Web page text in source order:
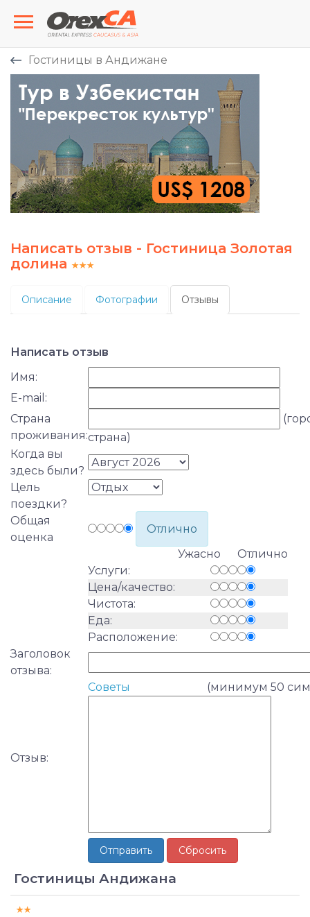
Гостиницы в Андижане
Написать отзыв - Гостиница Золотая
долина
Описание Фотографии Отзывы
Написать отзыв
Имя:
E-mail:
Страна
проживания:страна)
Когда вы
здесь были?
Цель
поездки?
Общая
оценка
Отлично
Ужасно Отлично
Услуги:
Цена/качество:
Чистота:
Еда:
Расположение:
Заголовок
отзыва:
Отзыв:
(минимум 50
Советы
Гостиницы Андижана